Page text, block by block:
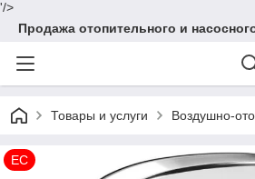
'/>
Продажа отопительного и
Товары и услуги Воздушно-
EC